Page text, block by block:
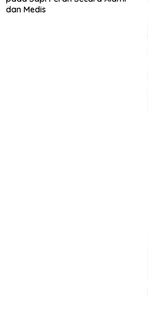
Vegetatif Aktif yang Tepat